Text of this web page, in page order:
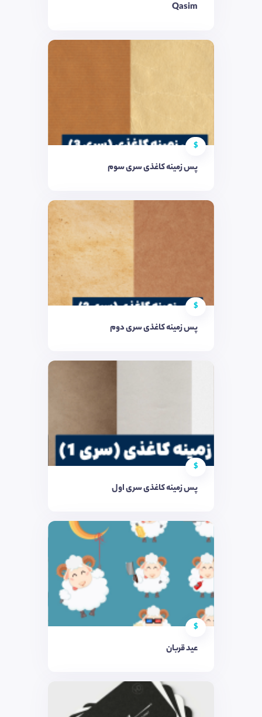
Qasim
$
پس زمینه کاغذی سری سوم
$
پس زمینه کاغذی سری دوم
$
پس زمینه کاغذی سری اول
$
عید قربان